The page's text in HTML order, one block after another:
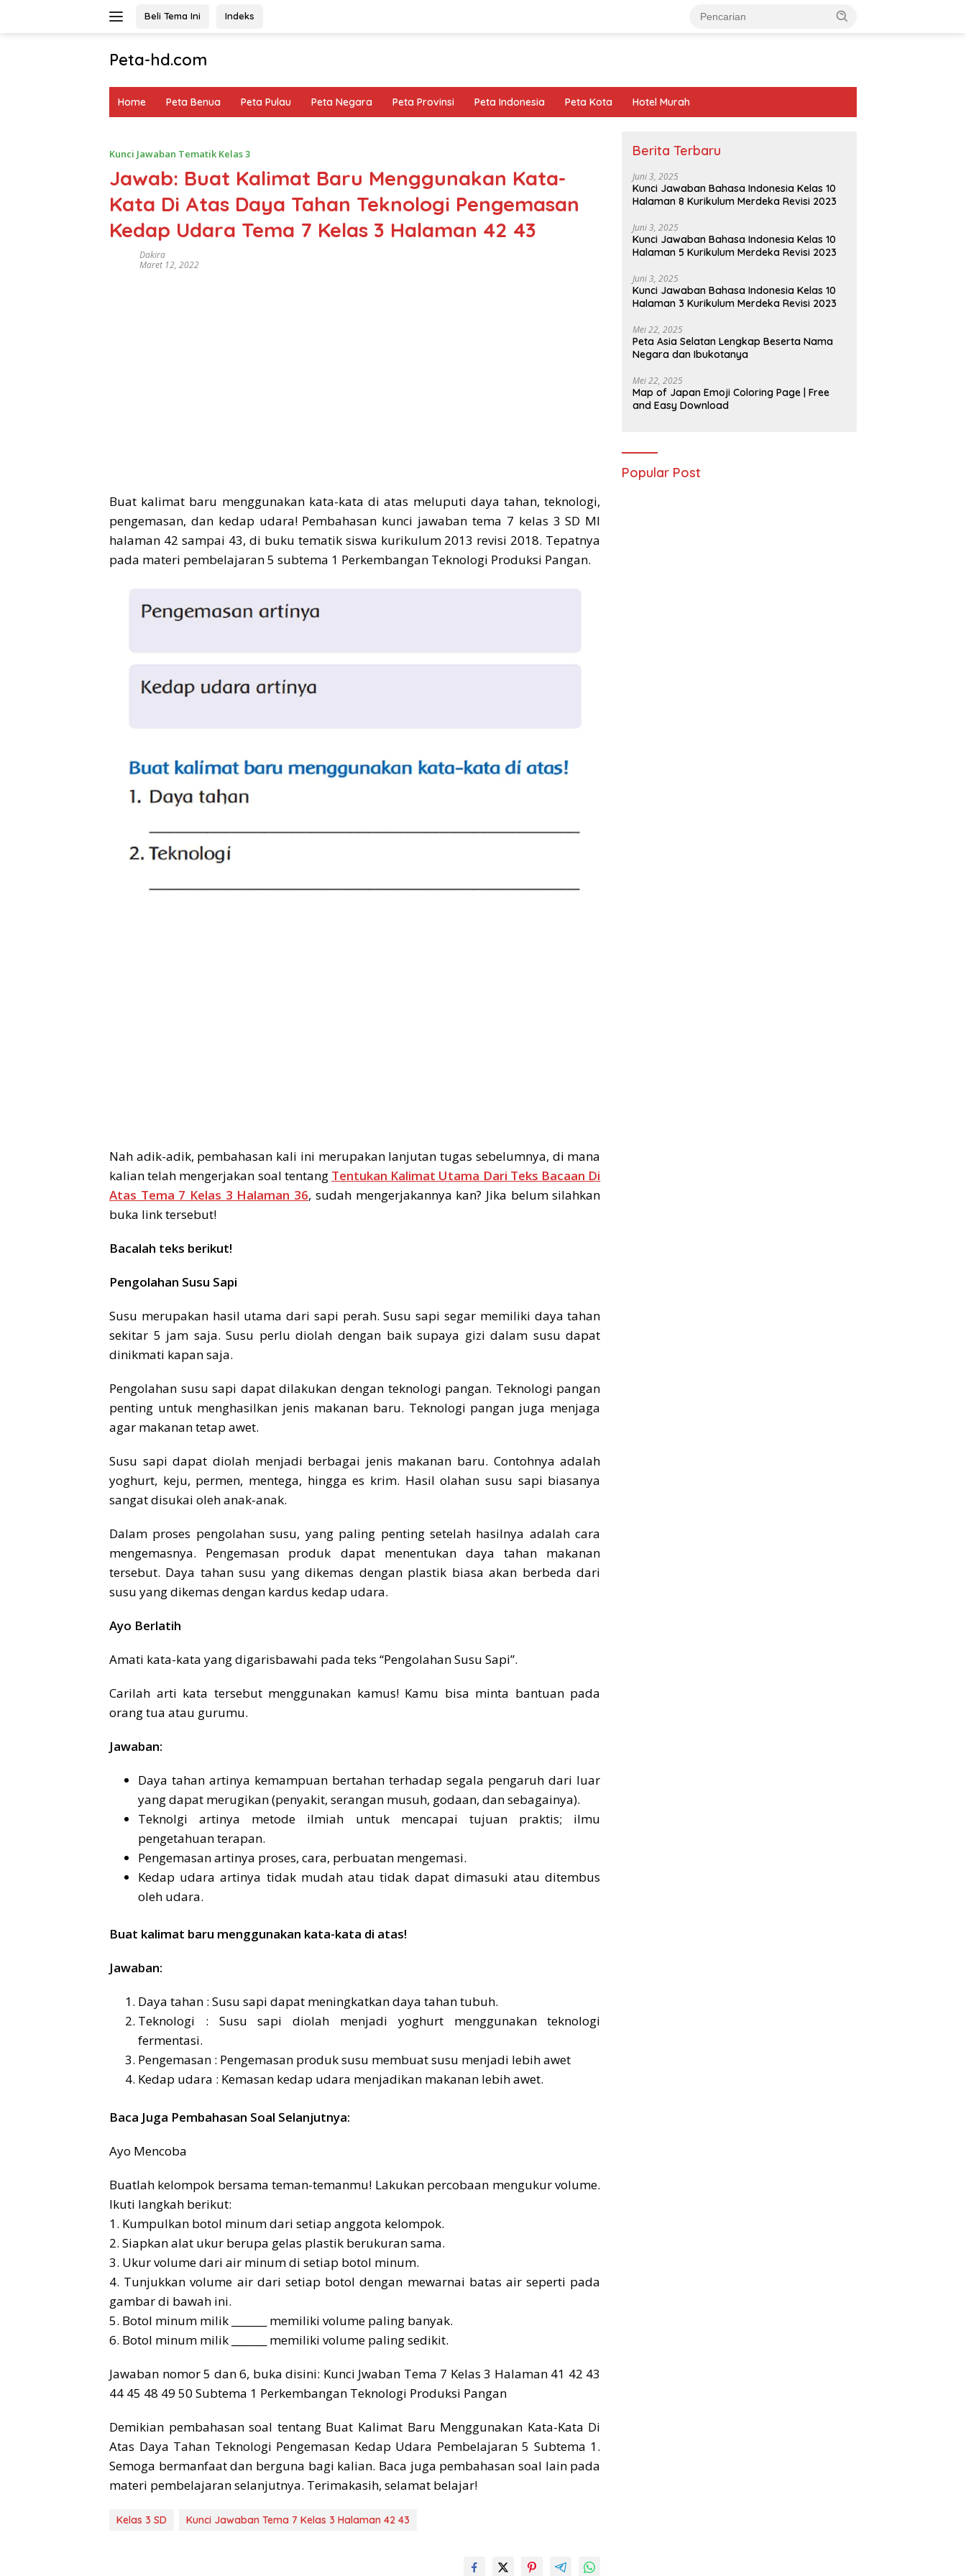
Beli Tema Ini Indeks
Peta-hd.com
Gambar
Home Peta Benua Peta Pulau Peta Negara Peta Provinsi Peta Indonesia Peta Kota Hotel Murah
Kunci Jawaban Tematik Kelas 3
Jawab: Buat Kalimat Baru Menggunakan Kata-
Kata Di Atas Daya Tahan Teknologi Pengemasan
Kedap Udara Tema 7 Kelas 3 Halaman 42 43
Dakira
Maret 12, 2022
Buat kalimat baru menggunakan kata-kata di atas meluputi daya tahan, teknologi,
pengemasan, dan kedap udara! Pembahasan kunci jawaban tema 7 kelas 3 SD MI
halaman 42 sampai 43, di buku tematik siswa kurikulum 2013 revisi 2018. Tepatnya
pada materi pembelajaran 5 subtema 1 Perkembangan Teknologi Produksi Pangan.
Nah adik-adik, pembahasan kali ini merupakan lanjutan tugas sebelumnya, di mana
kalian telah mengerjakan soal tentang Tentukan Kalimat Utama Dari Teks Bacaan Di
Atas Tema 7 Kelas 3 Halaman 36, sudah mengerjakannya kan? Jika belum silahkan
buka link tersebut!
Bacalah teks berikut!
Pengolahan Susu Sapi
Susu merupakan hasil utama dari sapi perah. Susu sapi segar memiliki daya tahan
sekitar 5 jam saja. Susu perlu diolah dengan baik supaya gizi dalam susu dapat
dinikmati kapan saja.
Pengolahan susu sapi dapat dilakukan dengan teknologi pangan. Teknologi pangan
penting untuk menghasilkan jenis makanan baru. Teknologi pangan juga menjaga
agar makanan tetap awet.
Susu sapi dapat diolah menjadi berbagai jenis makanan baru. Contohnya adalah
yoghurt, keju, permen, mentega, hingga es krim. Hasil olahan susu sapi biasanya
sangat disukai oleh anak-anak.
Dalam proses pengolahan susu, yang paling penting setelah hasilnya adalah cara
mengemasnya. Pengemasan produk dapat menentukan daya tahan makanan
tersebut. Daya tahan susu yang dikemas dengan plastik biasa akan berbeda dari
susu yang dikemas dengan kardus kedap udara.
Ayo Berlatih
Amati kata-kata yang digarisbawahi pada teks “Pengolahan Susu Sapi”.
Carilah arti kata tersebut menggunakan kamus! Kamu bisa minta bantuan pada
orang tua atau gurumu.
Jawaban:
Daya tahan artinya kemampuan bertahan terhadap segala pengaruh dari luar
yang dapat merugikan (penyakit, serangan musuh, godaan, dan sebagainya).
Teknolgi artinya metode ilmiah untuk mencapai tujuan praktis; ilmu
pengetahuan terapan.
Pengemasan artinya proses, cara, perbuatan mengemasi.
Kedap udara artinya tidak mudah atau tidak dapat dimasuki atau ditembus
oleh udara.
Buat kalimat baru menggunakan kata-kata di atas!
Jawaban:
Daya tahan : Susu sapi dapat meningkatkan daya tahan tubuh.
Teknologi : Susu sapi diolah menjadi yoghurt menggunakan teknologi
fermentasi.
Pengemasan : Pengemasan produk susu membuat susu menjadi lebih awet
Kedap udara : Kemasan kedap udara menjadikan makanan lebih awet.
Baca Juga Pembahasan Soal Selanjutnya:
Ayo Mencoba
Buatlah kelompok bersama teman-temanmu! Lakukan percobaan mengukur volume.
Ikuti langkah berikut:
1. Kumpulkan botol minum dari setiap anggota kelompok.
2. Siapkan alat ukur berupa gelas plastik berukuran sama.
3. Ukur volume dari air minum di setiap botol minum.
4. Tunjukkan volume air dari setiap botol dengan mewarnai batas air seperti pada
gambar di bawah ini.
5. Botol minum milik _______ memiliki volume paling banyak.
6. Botol minum milik _______ memiliki volume paling sedikit.
Jawaban nomor 5 dan 6, buka disini: Kunci Jwaban Tema 7 Kelas 3 Halaman 41 42 43
44 45 48 49 50 Subtema 1 Perkembangan Teknologi Produksi Pangan
Demikian pembahasan soal tentang Buat Kalimat Baru Menggunakan Kata-Kata Di
Atas Daya Tahan Teknologi Pengemasan Kedap Udara Pembelajaran 5 Subtema 1.
Semoga bermanfaat dan berguna bagi kalian. Baca juga pembahasan soal lain pada
materi pembelajaran selanjutnya. Terimakasih, selamat belajar!
Kelas 3 SD Kunci Jawaban Tema 7 Kelas 3 Halaman 42 43
Berita Terbaru
Juni 3, 2025
Kunci Jawaban Bahasa Indonesia Kelas 10
Halaman 8 Kurikulum Merdeka Revisi 2023
Juni 3, 2025
Kunci Jawaban Bahasa Indonesia Kelas 10
Halaman 5 Kurikulum Merdeka Revisi 2023
Juni 3, 2025
Kunci Jawaban Bahasa Indonesia Kelas 10
Halaman 3 Kurikulum Merdeka Revisi 2023
Mei 22, 2025
Peta Asia Selatan Lengkap Beserta Nama
Negara dan Ibukotanya
Mei 22, 2025
Map of Japan Emoji Coloring Page | Free
and Easy Download
Popular Post